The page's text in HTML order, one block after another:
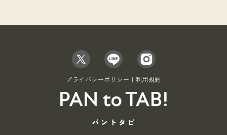
プライバシーポリシー｜利用規約